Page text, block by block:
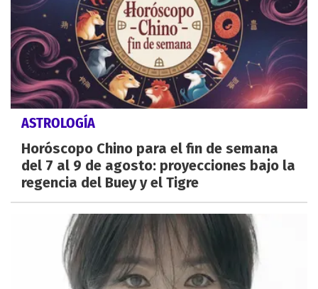
ASTROLOGÍA
Horóscopo Chino para el fin de semana
del 7 al 9 de agosto: proyecciones bajo la
regencia del Buey y el Tigre